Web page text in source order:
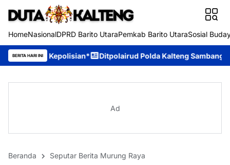
HomeNasionalDPRD Barito UtaraPemkab Barito UtaraSosial
BERITA HARI INIDitpolairud Polda Kalteng Sambangi Masyarakat,
Ad
Beranda Seputar Berita Murung Raya